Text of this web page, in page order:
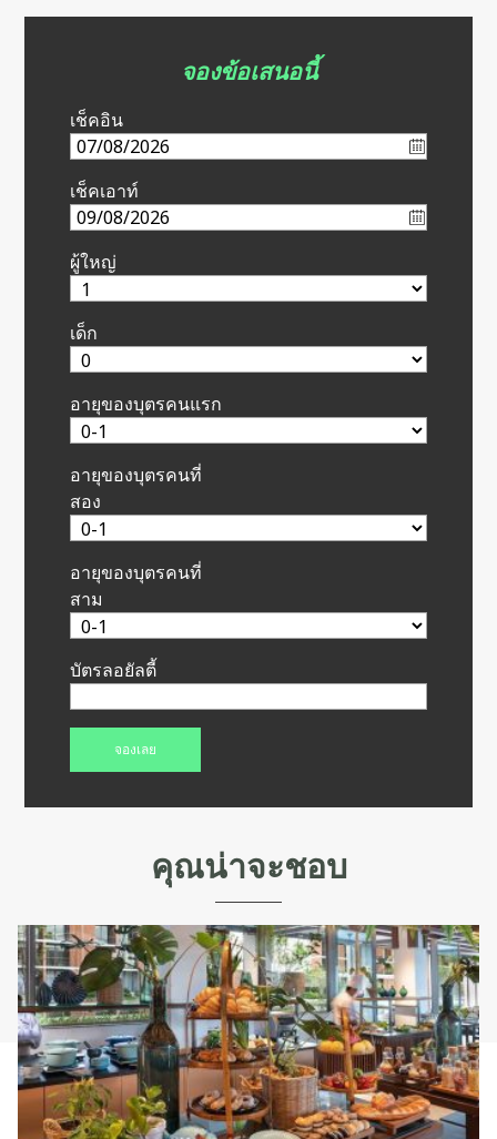
จองข้อเสนอนี้
เช็คอิน
เช็คเอาท์
ผู้ใหญ่
เด็ก
อายุของบุตรคนแรก
อายุของบุตรคนที่
สอง
อายุของบุตรคนที่
สาม
บัตรลอยัลตี้
คุณน่าจะชอบ